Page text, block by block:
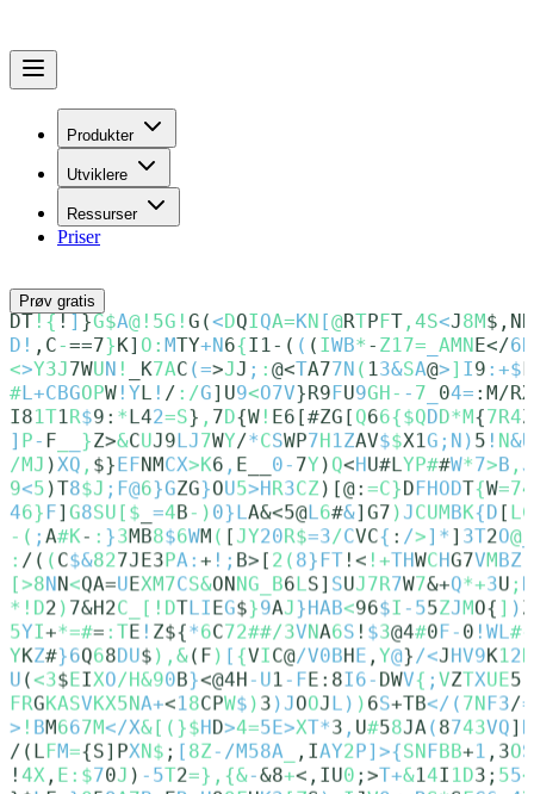
Produkter
Utviklere
Ressurser
Priser
Prøv gratis